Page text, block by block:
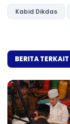
Kabid Dikdas
BERITA TERKAIT